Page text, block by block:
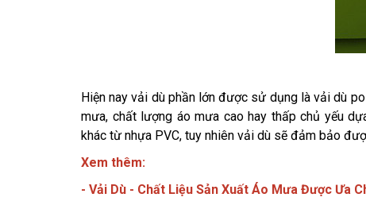
Hiện nay vải dù phần lớn được sử dụng là vải dù
mưa, chất lượng áo mưa cao hay thấp chủ yếu
khác từ nhựa PVC, tuy nhiên vải dù sẽ đảm bảo
Xem thêm:
- Vải Dù - Chất Liệu Sản Xuất Áo Mưa Được Ưa